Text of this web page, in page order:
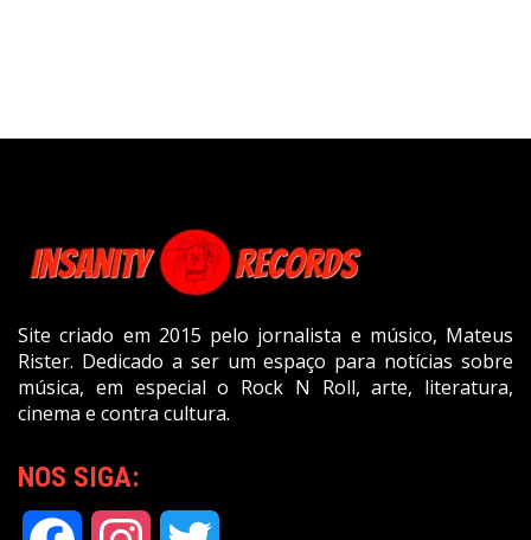
Site criado em 2015 pelo jornalista e músico, Mateus
Rister. Dedicado a ser um espaço para notícias sobre
música, em especial o Rock N Roll, arte, literatura,
cinema e contra cultura.
NOS SIGA: